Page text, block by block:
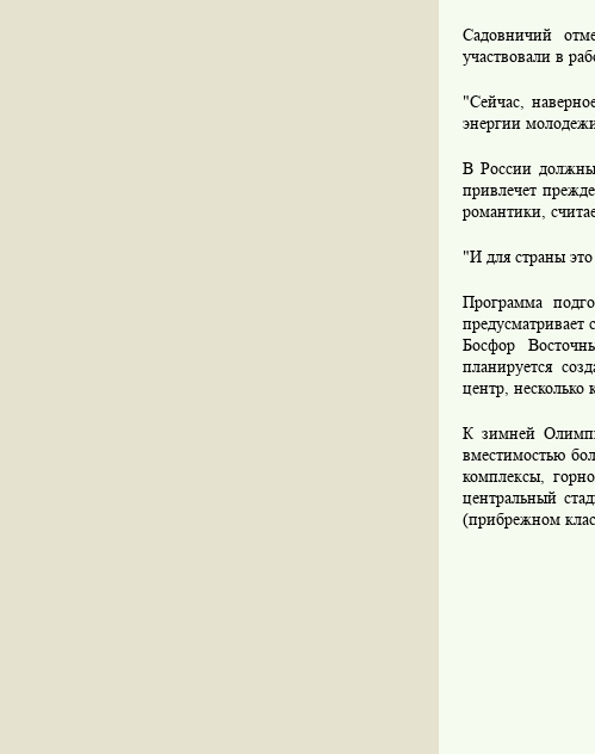
Садовничий
участвовали в
"Сейчас,
энергии
В России должны
привлечет
романтики,
"И для страны
Программа
предусматривает
Босфор
планируется
центр, несколько
К зимней
вместимостью
комплексы,
центральный
(прибрежном